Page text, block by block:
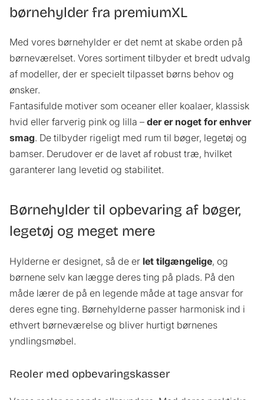
børnehylder fra premiumXL
Med vores børnehylder er det nemt at skabe orden på
børneværelset. Vores sortiment tilbyder et bredt udvalg
af modeller, der er specielt tilpasset børns behov og
ønsker.
Fantasifulde motiver som oceaner eller koalaer, klassisk
hvid eller farverig pink og lilla – der er noget for enhver
smag. De tilbyder rigeligt med rum til bøger, legetøj og
bamser. Derudover er de lavet af robust træ, hvilket
garanterer lang levetid og stabilitet.
Børnehylder til opbevaring af bøger,
legetøj og meget mere
Hylderne er designet, så de er let tilgængelige, og
børnene selv kan lægge deres ting på plads. På den
måde lærer de på en legende måde at tage ansvar for
deres egne ting. Børnehylderne passer harmonisk ind i
ethvert børneværelse og bliver hurtigt børnenes
yndlingsmøbel.
Reoler med opbevaringskasser